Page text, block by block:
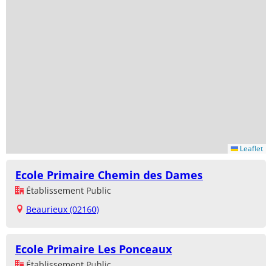
Leaflet
Ecole Primaire Chemin des Dames
Établissement Public
Beaurieux (02160)
Ecole Primaire Les Ponceaux